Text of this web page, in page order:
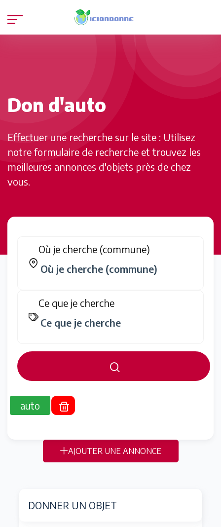
Don d'auto
Effectuer une recherche sur le site : Utilisez
notre formulaire de recherche et trouvez les
meilleures annonces d'objets près de chez
vous.
Où je cherche (commune)
Ce que je cherche
auto
AJOUTER UNE ANNONCE
DONNER UN OBJET